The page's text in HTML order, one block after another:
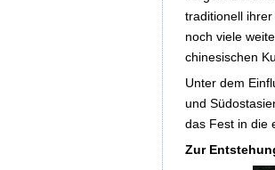
traditionell
noch viele
chinesischen
Unter dem
und
das Fest in die
Zur